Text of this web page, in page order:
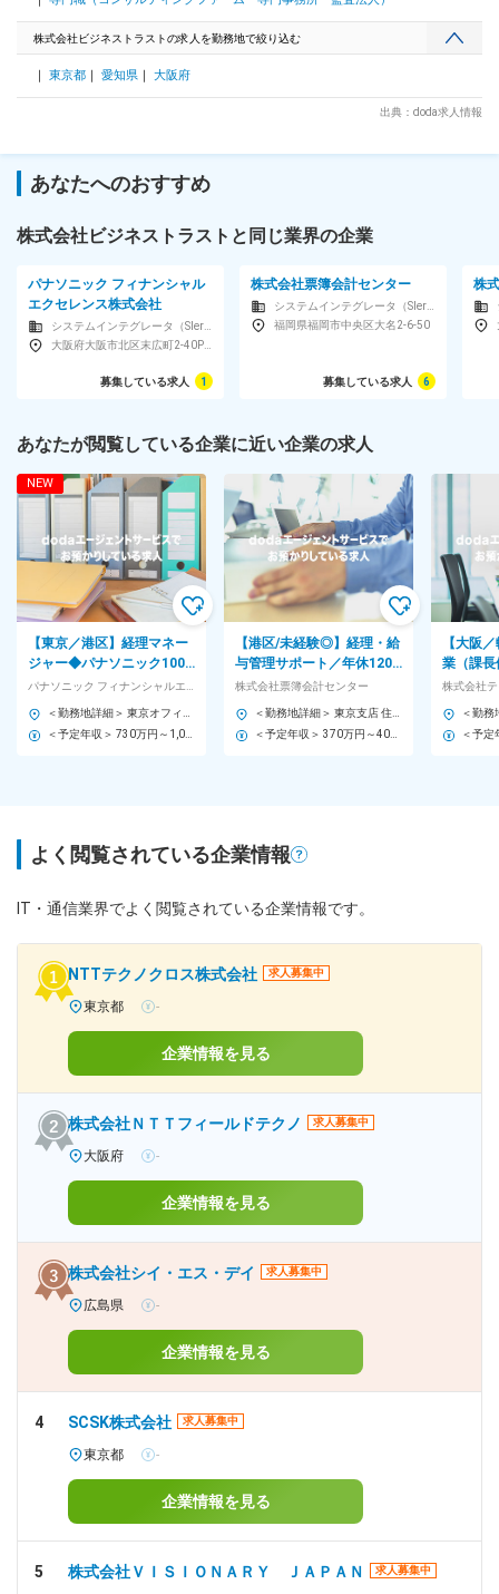
～1年程から数年単位のものまで様々です。 変更の範囲：本文
参照
株式会社ビジネストラストの求人を勤務地で絞り込む
東京都 愛知県 大阪府
出典：doda求人情報
あなたへのおすすめ
株式会社ビジネストラストと同じ業界の企業
パナソニック フィナンシャル
エクセレンス株式会社
募集している求人 1
株式会社票簿会計センター
福岡県福岡市中央区大名2-6-50
募集している求人 6
株
あなたが閲覧している企業に近い企業の求人
NEW
【東京／港区】経理マネー
ジャー◆パナソニック100％
出資子会社／福利厚生◎／
フルフレックス制◆
【港区/未経験◎】経理・給
与管理サポート／年休120
日◆若手中心の組織◆事務＋
顧客対応でスキルUP◎
株式会社票簿会計センター
【大阪
業（課
企業◆リ
手企業
株式会社
よく閲覧されている企業情報
IT・通信業界でよく閲覧されている企業情報です。
NTTテクノクロス株式会社 求人募集中
東京都 -
企業情報を見る
株式会社ＮＴＴフィールドテクノ 求人募集中
大阪府 -
企業情報を見る
株式会社シイ・エス・デイ 求人募集中
広島県 -
企業情報を見る
4 SCSK株式会社 求人募集中
東京都 -
企業情報を見る
5 株式会社ＶＩＳＩＯＮＡＲＹ ＪＡＰＡＮ 求人募集中